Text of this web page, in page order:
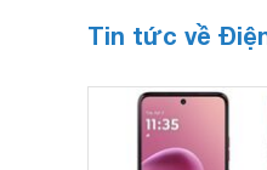
Tin tức về